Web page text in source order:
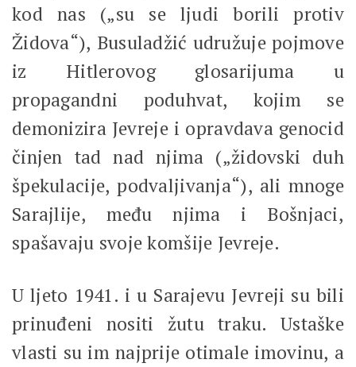
kod nas („su se ljudi borili protiv
Židova“), Busuladžić udružuje pojmove
iz Hitlerovog glosarijuma u
propagandni poduhvat, kojim se
demonizira Jevreje i opravdava genocid
činjen tad nad njima („židovski duh
špekulacije, podvaljivanja“), ali mnoge
Sarajlije, među njima i Bošnjaci,
spašavaju svoje komšije Jevreje.
U ljeto 1941. i u Sarajevu Jevreji su bili
prinuđeni nositi žutu traku. Ustaške
vlasti su im najprije otimale imovinu, a